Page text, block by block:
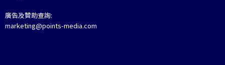
廣告及贊助查詢:
marketing@points-media.com